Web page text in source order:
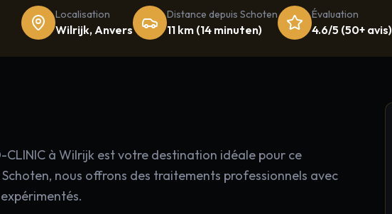
Localisation
Wilrijk, Anvers
Distance depuis Schoten
11 km (14 minuten)
Évaluation
4.6/5 (50+ avis)
CLINIC à Wilrijk est votre destination idéale pour ce
nous offrons des traitements professionnels avec